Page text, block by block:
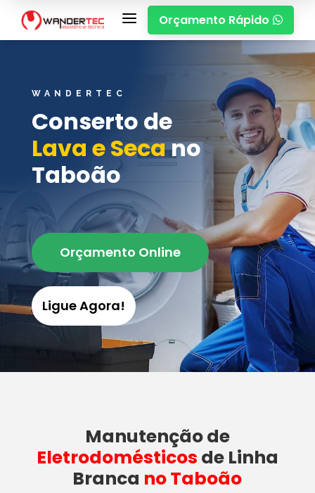
a Orçamento Rápido 
WANDERTEC
Conserto de
Lava e Secano
Taboão
Orçamento Online
Ligue Agora!
Manutençãode
Eletrodomésticos de Linha
Branca no Taboão